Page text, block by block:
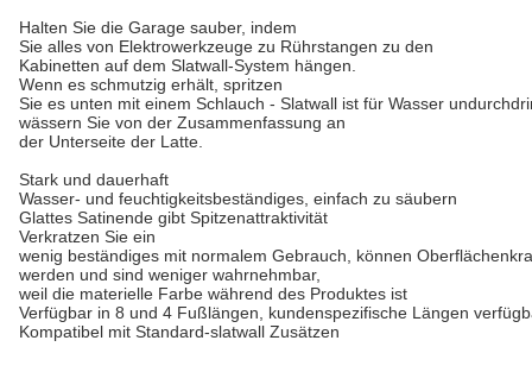
Halten Sie die Garage sauber, indem
Sie alles von Elektrowerkzeuge zu Rührstangen zu den
Kabinetten auf dem Slatwall-System hängen.
Wenn es schmutzig erhält, spritzen
Sie es unten mit einem Schlauch - Slatwall ist für Wasser
wässern Sie von der Zusammenfassung an
der Unterseite der Latte.
Stark und dauerhaft
Wasser- und feuchtigkeitsbeständiges, einfach zu säubern
Glattes Satinende gibt Spitzenattraktivität
Verkratzen Sie ein
wenig beständiges mit normalem Gebrauch, können
werden und sind weniger wahrnehmbar,
weil die materielle Farbe während des Produktes ist
Verfügbar in 8 und 4 Fußlängen, kundenspezifische Längen
Kompatibel mit Standard-slatwall Zusätzen